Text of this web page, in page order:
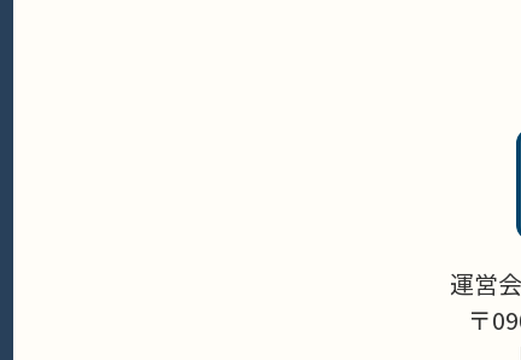
運営
〒